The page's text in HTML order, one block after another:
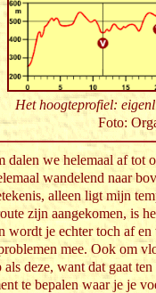
Het hoogteprofiel:
Foto:
dalen we helemaal af
wandelend naar
alleen ligt mijn
zijn aangekomen, is
wordt je echter toch af
mee. Ook om
deze, want dat gaat
te bepalen waar je je